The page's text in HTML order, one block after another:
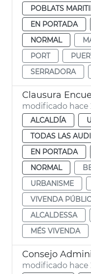
POBLATS
EN PORTADA
NORMAL
PORT
SERRADORA
Clausura
modificado hace
ALCALDÍA
TODAS LAS
EN PORTADA
NORMAL
URBANISME
VIVENDA
ALCALDESSA
MÉS VIVENDA
Consejo
modificado hace